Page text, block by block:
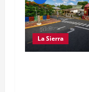
La Sierra